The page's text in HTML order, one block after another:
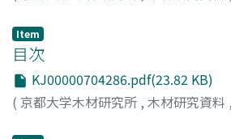
Item
目次
KJ00000704286.pdf(23.82 KB)
( 京都大学木材研究所 , 木材研究資料 ,